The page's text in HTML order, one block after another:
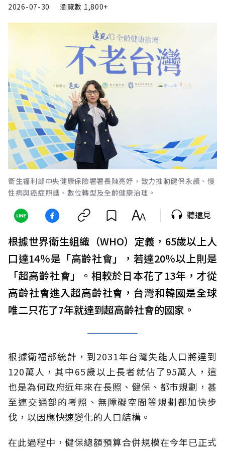
2026-07-30
瀏覽數 1,800+
衛生福利部中央健康保險署署長陳亮妤，致力推動健保永續、慢
性病與癌症照護、數位轉型及全齡健康治理。
聽遠見
根據世界衛生組織（WHO）定義，65歲以上人
口達14％是「高齡社會」，若達20％以上則是
「超高齡社會」。相較於日本花了13年，才從
高齡社會進入超高齡社會，台灣和韓國是全球
唯二只花了7年就達到超高齡社會的國家。
根據衛福部統計，到2031年台灣失能人口將達到
120萬人，其中65歲以上長者就佔了95萬人，這
也是為何政府近年來在長照、健保、都市規劃，甚
至連交通部的考照、無障礙空間等規劃都加快步
伐，以因應快速變化的人口結構。
在此過程中，健保總額預算合併規模在今年已正式